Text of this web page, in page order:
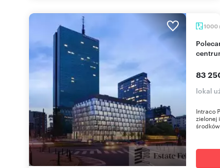
1000
Polecam nowoczesny lokal 1000 m2 w zielonym
83
lokal
Intraco
zielonej